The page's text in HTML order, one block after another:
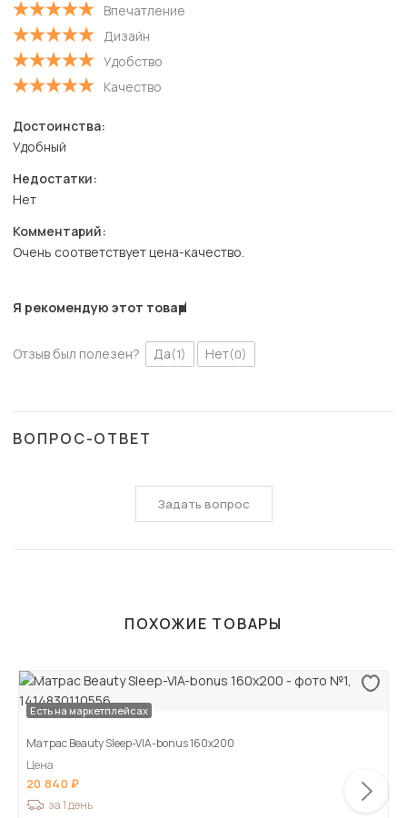
Впечатление
Дизайн
Удобство
Качество
Достоинства:
Удобный
Недостатки:
Нет
Комментарий:
Очень соответствует цена-качество.
Я рекомендую этот товар
Отзыв был полезен? Да(1) Нет(0)
ВОПРОС-ОТВЕТ
Задать вопрос
ПОХОЖИЕ ТОВАРЫ
Есть на маркетплейсах
Матрас Beauty Sleep-VIA-bonus 160х200
Цена
20 840
за 1 день